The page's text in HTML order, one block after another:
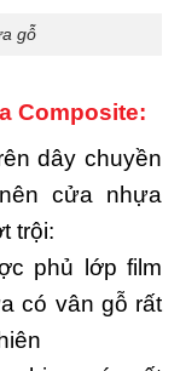
gỗ
Composite:
dây chuyền
cửa nhựa
trội:
phủ lớp film
có vân gỗ rất